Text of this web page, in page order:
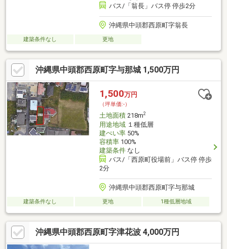
バス/「翁長」バス停 停歩2分
沖縄県中頭郡西原町字翁長
建築条件なし 更地
沖縄県中頭郡西原町字与那城 1,500万円
1,500万円
（坪単価:-）
土地面積218m2
用途地域１種低層
建ぺい率50%
容積率100%
建築条件なし
バス/「西原町役場前」バス停 停歩
2分
沖縄県中頭郡西原町字与那城
建築条件なし 更地 1種低層地域
沖縄県中頭郡西原町字津花波 4,000万円